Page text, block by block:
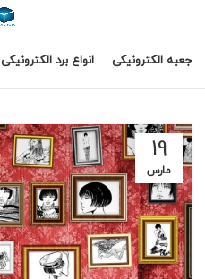
جعبه الکترونیکی انواع برد الکترونیکی
19
مارس